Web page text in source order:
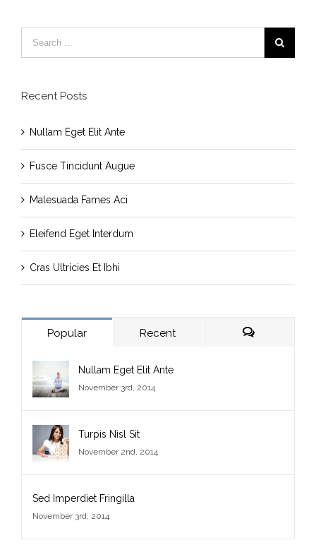
Recent Posts
Nullam Eget Elit Ante
Fusce Tincidunt Augue
Malesuada Fames Aci
Eleifend Eget Interdum
Cras Ultricies Et Ibhi
Popular Recent
Nullam Eget Elit Ante
November 3rd, 2014
Turpis Nisl Sit
November 2nd, 2014
Sed Imperdiet Fringilla
November 3rd, 2014